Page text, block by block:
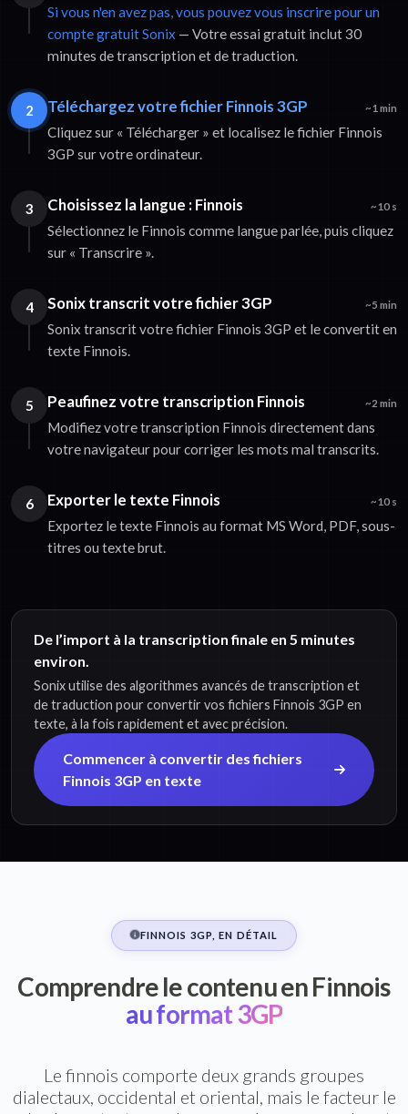
Si vous n'en avez pas, vous pouvez vous inscrire pour un
compte gratuit Sonix — Votre essai gratuit inclut 30
minutes de transcription et de traduction.
2 Téléchargez votre fichier Finnois 3GP ~1 min
Cliquez sur « Télécharger » et localisez le fichier Finnois
3GP sur votre ordinateur.
3 Choisissez la langue : Finnois ~10 s
Sélectionnez le Finnois comme langue parlée, puis cliquez
sur « Transcrire ».
4 Sonix transcrit votre fichier 3GP ~5 min
Sonix transcrit votre fichier Finnois 3GP et le convertit en
texte Finnois.
5 Peaufinez votre transcription Finnois ~2 min
Modifiez votre transcription Finnois directement dans
votre navigateur pour corriger les mots mal transcrits.
6 Exporter le texte Finnois ~10 s
Exportez le texte Finnois au format MS Word, PDF, sous-
titres ou texte brut.
De l’import à la transcription finale en 5 minutes
environ.
Sonix utilise des algorithmes avancés de transcription et
de traduction pour convertir vos fichiers Finnois 3GP en
texte, à la fois rapidement et avec précision.
Commencer à convertir des fichiers
Finnois 3GP en texte
FINNOIS 3GP, EN DÉTAIL
Comprendre le contenu en Finnois
au format 3GP
Le finnois comporte deux grands groupes
dialectaux, occidental et oriental, mais le facteur le